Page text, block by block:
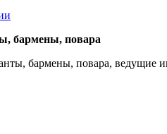
бармены, повара
бармены, повара, ведущие